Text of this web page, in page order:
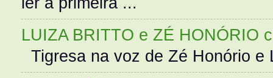
LUIZA BRITTO e ZÉ HONÓRIO
Tigresa na voz de Zé Honório